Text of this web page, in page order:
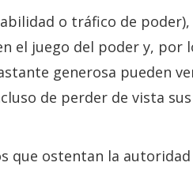
o tráfico de poder),
el juego del poder y, por
generosa pueden
de perder de vista sus
que ostentan la autoridad